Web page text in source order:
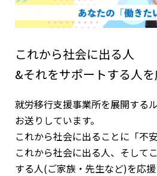
これから社会に出る人
&それをサポートする人
就労移行支援事業所を展開する
お送りしています。
これから社会に出ることに「不
これから社会に出る人、そして
する人(ご家族・先生など)を応援